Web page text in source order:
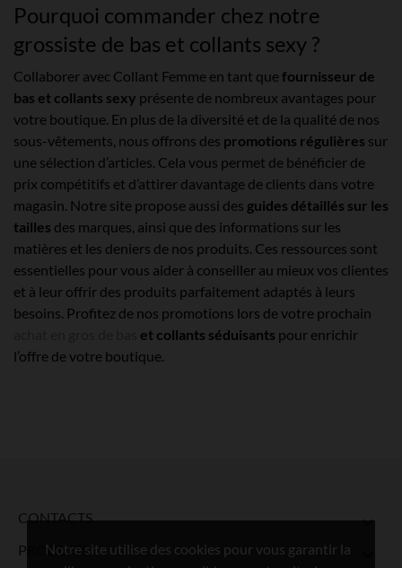
Notre site utilise des cookies pour vous garantir la
Pourquoi commander chez notre
grossiste de bas et collants sexy ?
Collaborer avec Collant Femme en tant quefournisseur de
bas et collants sexy présente de nombreux avantages pour
votre boutique. En plus de la diversité et de la qualité de nos
sous-vêtements, nous offrons des promotions régulières sur
une sélection d’articles. Cela vous permet de bénéficier de
prix compétitifs et d’attirer davantage de clients dans votre
magasin. Notre site propose aussi des guides détaillés sur les
tailles des marques, ainsi que des informations sur les
matières et les deniers de nos produits. Ces ressources sont
essentielles pour vous aider à conseiller au mieux vos clientes
et à leur offrir des produits parfaitement adaptés à leurs
besoins. Profitez de nos promotions lors de votre prochain
et collants séduisants pour enrichir
l’offre de votre boutique.
CONTACTS 
PRODUITS